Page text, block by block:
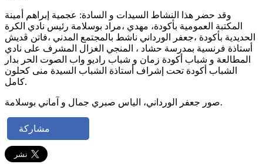
وقد حضر هذا النشاط السيدات و السادة: عجمية إبراهم أمينة
المكتبة العمومية بأكودة، مهدي ،مراد بوسلامة رئيس نادي الكرة
الحديدية بأكودة ،جعفر الورداني ناشط بالمجتمع المدني ،فاتن ڨديش
أستاذة فرنسية بمدرسة حشاد ، المنجي الغزال المشرف على نادي
المطالعة و شباب أكودة زمان و شباب راديو واب الصوت الحر بدار
الشباب أكودة تحت إشراف أستاذة الشباب السيدة منى كحلون
كامل.
صور جعفر الورداني، الياس صبري جمال و آماني بوسلامة.
مشاركة